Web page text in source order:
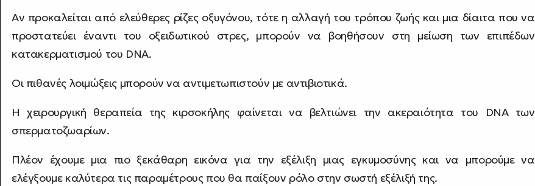
Αν προκαλείται από ελεύθερες ρίζες οξυγόνου, τότε η αλλαγή του τρόπου ζωής και μια δίαιτα που να
προστατεύει έναντι του οξειδωτικού στρες, μπορούν να βοηθήσουν στη μείωση των επιπέδων
κατακερματισμού του DNA.
Οι πιθανές λοιμώξεις μπορούν να αντιμετωπιστούν με αντιβιοτικά.
Η χειρουργική θεραπεία της κιρσοκήλης φαίνεται να βελτιώνει την ακεραιότητα του DNA των
σπερματοζωαρίων.
Πλέον έχουμε μια πιο ξεκάθαρη εικόνα για την εξέλιξη μιας εγκυμοσύνης και να μπορούμε να
ελέγξουμε καλύτερα τις παραμέτρους που θα παίξουν ρόλο στην σωστή εξέλιξή της.